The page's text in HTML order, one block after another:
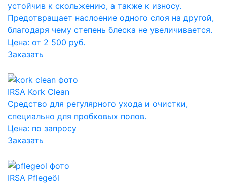
устойчив к скольжению, а также к износу.
Предотвращает наслоение одного слоя на другой,
благодаря чему степень блеска не увеличивается.
Цена: от 2 500 руб.
Заказать
IRSA Kork Clean
Средство для регулярного ухода и очистки,
специально для пробковых полов.
Цена: по запросу
Заказать
IRSA Pflegeöl